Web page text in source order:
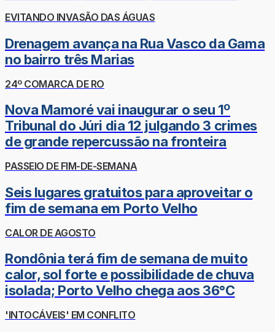
EVITANDO INVASÃO DAS ÁGUAS
Drenagem avança na Rua Vasco da Gama
no bairro três Marias
24º COMARCA DE RO
Nova Mamoré vai inaugurar o seu 1º
Tribunal do Júri dia 12 julgando 3 crimes
de grande repercussão na fronteira
PASSEIO DE FIM-DE-SEMANA
Seis lugares gratuitos para aproveitar o
fim de semana em Porto Velho
CALOR DE AGOSTO
Rondônia terá fim de semana de muito
calor, sol forte e possibilidade de chuva
isolada; Porto Velho chega aos 36°C
'INTOCÁVEIS' EM CONFLITO